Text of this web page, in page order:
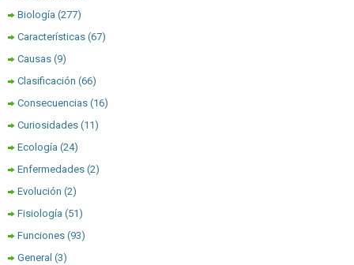
Biología (277)
Características (67)
Causas (9)
Clasificación (66)
Consecuencias (16)
Curiosidades (11)
Ecología (24)
Enfermedades (2)
Evolución (2)
Fisiología (51)
Funciones (93)
General (3)